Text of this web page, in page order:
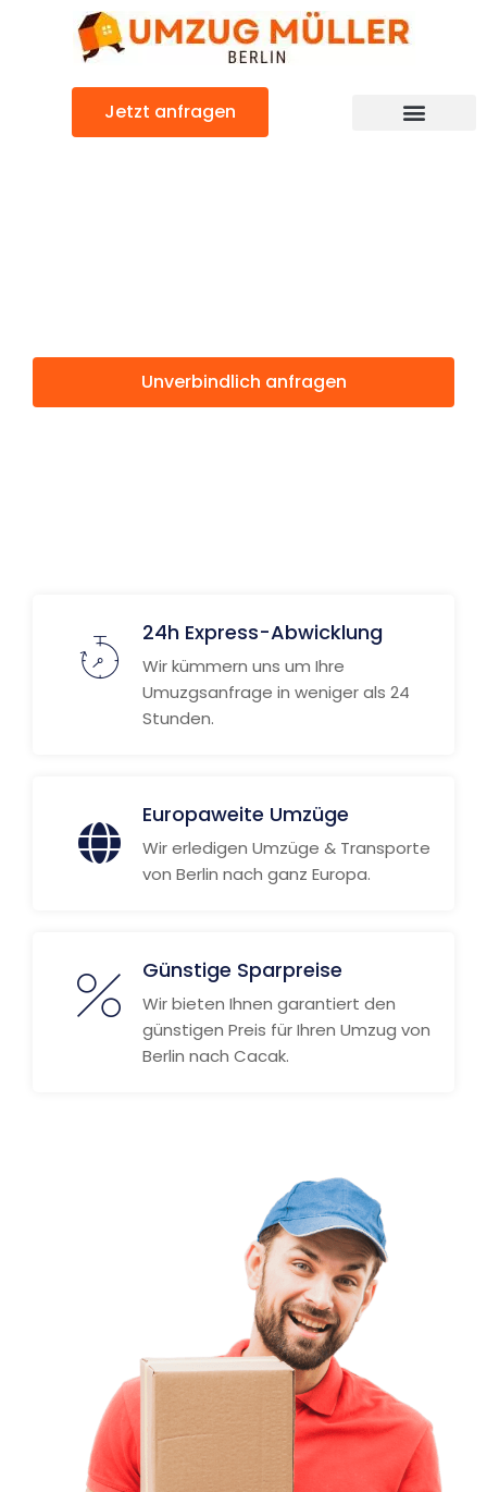
Jetzt anfragen
Unverbindlich anfragen
24h Express-Abwicklung
Wir kümmern uns um Ihre
Umuzgsanfrage in weniger als 24
Stunden.
Europaweite Umzüge
Wir erledigen Umzüge & Transporte
von Berlin nach ganz Europa.
Günstige Sparpreise
Wir bieten Ihnen garantiert den
günstigen Preis für Ihren Umzug von
Berlin nach Cacak.